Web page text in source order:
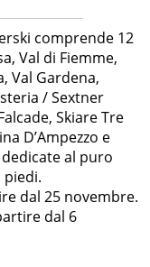
comprende 12
Val di Fiemme,
Val Gardena,
/ Sextner
Skiare Tre
D’Ampezzo e
al puro
piedi.
dal 25 novembre.
dal 6